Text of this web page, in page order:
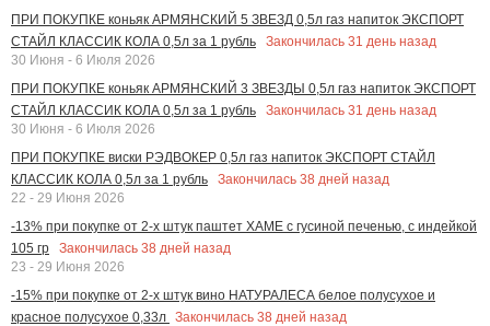
ПРИ ПОКУПКЕ коньяк АРМЯНСКИЙ 5 ЗВЕЗД 0,5л газ напиток ЭКСПОРТ
СТАЙЛ КЛАССИК КОЛА 0,5л за 1 рубль
Закончилась 31 день назад
30 Июня - 6 Июля 2026
ПРИ ПОКУПКЕ коньяк АРМЯНСКИЙ 3 ЗВЕЗДЫ 0,5л газ напиток ЭКСПОРТ
СТАЙЛ КЛАССИК КОЛА 0,5л за 1 рубль
Закончилась 31 день назад
30 Июня - 6 Июля 2026
ПРИ ПОКУПКЕ виски РЭДВОКЕР 0,5л газ напиток ЭКСПОРТ СТАЙЛ
КЛАССИК КОЛА 0,5л за 1 рубль
Закончилась 38 дней назад
22 - 29 Июня 2026
-13% при покупке от 2-х штук паштет ХАМЕ с гусиной печенью, с индейкой
105 гр
Закончилась 38 дней назад
23 - 29 Июня 2026
-15% при покупке от 2-х штук вино НАТУРАЛЕСА белое полусухое и
красное полусухое 0,33л Закончилась 38 дней назад